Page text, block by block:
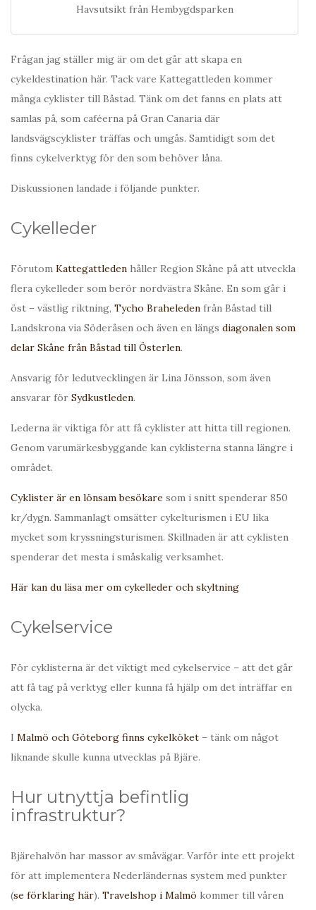
Havsutsikt från Hembygdsparken
Frågan jag ställer mig är om det går att skapa en
cykeldestination här. Tack vare Kattegattleden kommer
många cyklister till Båstad. Tänk om det fanns en plats att
samlas på, som caféerna på Gran Canaria där
landsvägscyklister träffas och umgås. Samtidigt som det
finns cykelverktyg för den som behöver låna.
Diskussionen landade i följande punkter.
Cykelleder
Förutom Kattegattleden håller Region Skåne på att utveckla
flera cykelleder som berör nordvästra Skåne. En som går i
öst – västlig riktning, Tycho Braheleden från Båstad till
Landskrona via Söderåsen och även en längs diagonalen som
delar Skåne från Båstad till Österlen.
Ansvarig för ledutvecklingen är Lina Jönsson, som även
ansvarar för Sydkustleden.
Lederna är viktiga för att få cyklister att hitta till regionen.
Genom varumärkesbyggande kan cyklisterna stanna längre i
området.
Cyklister är en lönsam besökare som i snitt spenderar 850
kr/dygn. Sammanlagt omsätter cykelturismen i EU lika
mycket som kryssningsturismen. Skillnaden är att cyklisten
spenderar det mesta i småskalig verksamhet.
Här kan du läsa mer om cykelleder och skyltning
Cykelservice
För cyklisterna är det viktigt med cykelservice – att det går
att få tag på verktyg eller kunna få hjälp om det inträffar en
olycka.
I Malmö och Göteborg finns cykelköket – tänk om något
liknande skulle kunna utvecklas på Bjäre.
Hur utnyttja befintlig
infrastruktur?
Bjärehalvön har massor av småvägar. Varför inte ett projekt
för att implementera Nederländernas system med punkter
(se förklaring här). Travelshop i Malmö kommer till våren